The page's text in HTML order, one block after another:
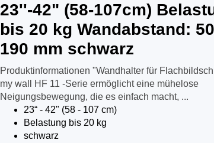
23''-42" (58-107cm)
bis 20 kg Wandabstand:
190 mm schwarz
Produktinformationen "Wandhalter für
my wall HF 11 -Serie ermöglicht eine mühelose
Neigungsbewegung, die es einfach macht, ...
23“ - 42" (58 - 107 cm)
Belastung bis 20 kg
schwarz